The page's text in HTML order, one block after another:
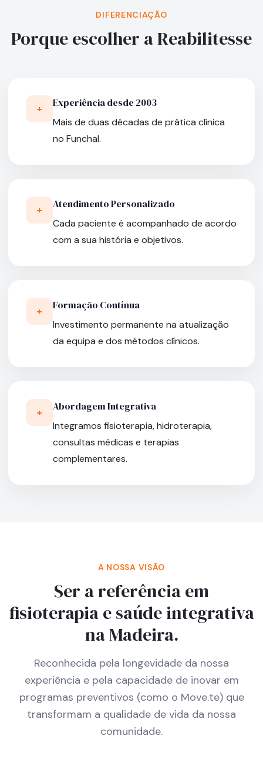
DIFERENCIAÇÃO
Porque escolher a Reabilitesse
+ Experiência desde 2003
Mais de duas décadas de prática clínica
no Funchal.
+ Atendimento Personalizado
Cada paciente é acompanhado de acordo
com a sua história e objetivos.
+ Formação Contínua
Investimento permanente na atualização
da equipa e dos métodos clínicos.
+ Abordagem Integrativa
Integramos fisioterapia, hidroterapia,
consultas médicas e terapias
complementares.
A NOSSA VISÃO
Ser a referência em
fisioterapia e saúde integrativa
na Madeira.
Reconhecida pela longevidade da nossa
experiência e pela capacidade de inovar em
programas preventivos (como o Move.te) que
transformam a qualidade de vida da nossa
comunidade.